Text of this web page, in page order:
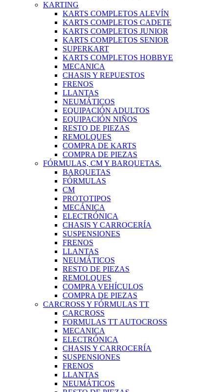
KARTING
KARTS COMPLETOS ALEVÍN
KARTS COMPLETOS CADETE
KARTS COMPLETOS JUNIOR
KARTS COMPLETOS SENIOR
SUPERKART
KARTS COMPLETOS HOBBYE
MECANICA
CHASIS Y REPUESTOS
FRENOS
LLANTAS
NEUMÁTICOS
EQUIPACIÓN ADULTOS
EQUIPACIÓN NIÑOS
RESTO DE PIEZAS
REMOLQUES
COMPRA DE KARTS
COMPRA DE PIEZAS
FÓRMULAS, CM Y BARQUETAS.
BARQUETAS
FÓRMULAS
CM
PROTOTIPOS
MECÁNICA
ELECTRÓNICA
CHASIS Y CARROCERÍA
SUSPENSIONES
FRENOS
LLANTAS
NEUMÁTICOS
RESTO DE PIEZAS
REMOLQUES
COMPRA VEHÍCULOS
COMPRA DE PIEZAS
CARCROSS Y FÓRMULAS TT
CARCROSS
FORMULAS TT AUTOCROSS
MECANICA
ELECTRÓNICA
CHASIS Y CARROCERÍA
SUSPENSIONES
FRENOS
LLANTAS
NEUMÁTICOS